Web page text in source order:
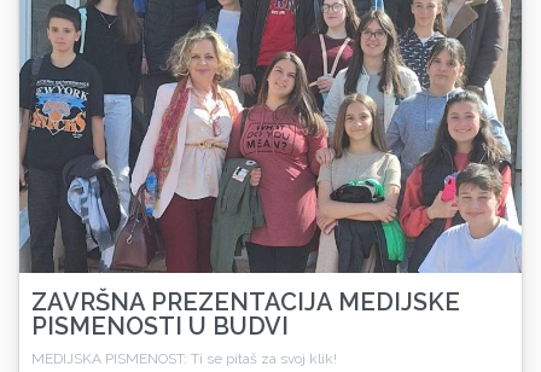
ZAVRŠNA PREZENTACIJA MEDIJSKE
PISMENOSTI U BUDVI
MEDIJSKA PISMENOST: Ti se pitaš za svoj klik!